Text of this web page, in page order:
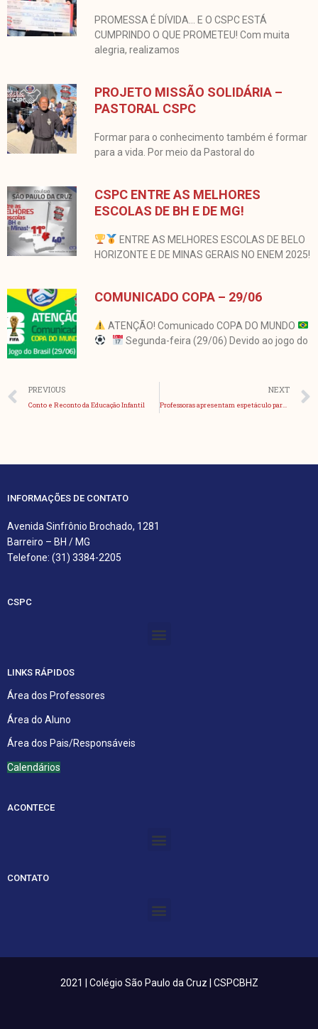
PROMESSA É DÍVIDA… E O CSPC ESTÁ
CUMPRINDO O QUE PROMETEU! Com muita
alegria, realizamos
PROJETO MISSÃO SOLIDÁRIA –
PASTORAL CSPC
Formar para o conhecimento também é formar
para a vida. Por meio da Pastoral do
CSPC ENTRE AS MELHORES
ESCOLAS DE BH E DE MG!
ENTRE AS MELHORES ESCOLAS DE BELO
HORIZONTE E DE MINAS GERAIS NO ENEM 2025!
COMUNICADO COPA – 29/06
ATENÇÃO! Comunicado COPA DO MUNDO
Segunda-feira (29/06) Devido ao jogo do
Anterior
PREVIOUS
Conto e Reconto da Educação Infantil
NEXT
Professoras apresentam espetáculo para alunos da Educação Infantil
INFORMAÇÕES DE CONTATO
Avenida Sinfrônio Brochado, 1281
Barreiro – BH / MG
Telefone: (31) 3384-2205
CSPC
Menu
LINKS RÁPIDOS
Área dos Professores
Área do Aluno
Área dos Pais/Responsáveis
Calendários
ACONTECE
Menu
CONTATO
Menu
2021 | Colégio São Paulo da Cruz | CSPCBHZ